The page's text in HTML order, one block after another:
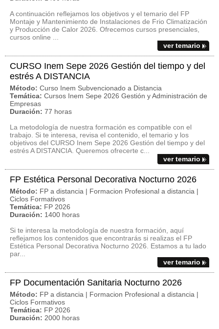
A continuación reflejamos los objetivos y el temario del FP
Montaje y Mantenimiento de Instalaciones de Frio Climatización
y Producción de Calor 2026. Ofrecemos cursos presenciales,
cursos online ...
ver temario
CURSO Inem Sepe 2026 Gestión del tiempo y del
estrés A DISTANCIA
Método: Curso Inem Subvencionado a Distancia
Temática: Cursos Inem Sepe 2026 Gestión y Administración de
Empresas
Duración: 77 horas
La metodología de nuestra formación es compatible con el
trabajo. Si te interesa, revisa el contenido, el temario y los
objetivos del CURSO Inem Sepe 2026 Gestión del tiempo y del
estrés A DISTANCIA. Queremos ofrecerte c...
ver temario
FP Estética Personal Decorativa Nocturno 2026
Método: FP a distancia | Formacion Profesional a distancia |
Ciclos Formativos
Temática: FP 2026
Duración: 1400 horas
Si te interesa la metodología de nuestra formación, aquí
reflejamos los contenidos que encontrarás si realizas el FP
Estética Personal Decorativa Nocturno 2026. Estamos a tu lado
par...
ver temario
FP Documentación Sanitaria Nocturno 2026
Método: FP a distancia | Formacion Profesional a distancia |
Ciclos Formativos
Temática: FP 2026
Duración: 2000 horas